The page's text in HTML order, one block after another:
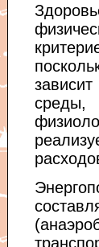
среды,